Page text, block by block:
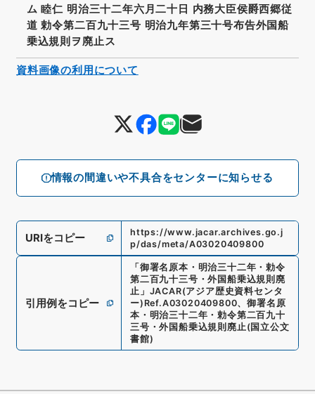
情報の間違いや不具合をセンターに知らせる
ム 睦仁 明治三十二年六月二十日 内務大臣侯爵西郷従
道 勅令第二百九十三号 明治九年第三十号布告外国船
乗込規則ヲ廃止ス
URIをコピー
https://www.jacar.archives.go.j
p/das/meta/A03020409800
引用例をコピー
「 御署名原本・明治三十二年・勅令
第二百九十三号・外国船乗込規則廃
止 」 JACAR(アジア歴史資料センタ
ー) Ref.A03020409800、御署名原
本・明治三十二年・勅令第二百九十
三号・外国船乗込規則廃止(国立公文
書館)
資料画像の利用について